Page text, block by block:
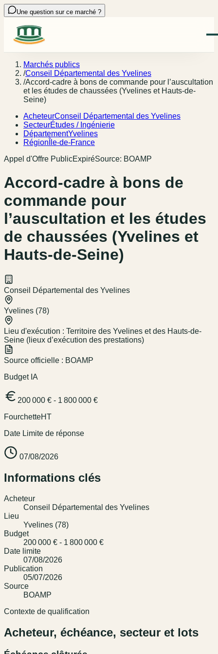
Une question sur ce marché ?
Marchés publics
/Conseil Départemental des Yvelines
/Accord-cadre à bons de commande pour l’auscultation
et les études de chaussées (Yvelines et Hauts-de-
Seine)
AcheteurConseil Départemental des Yvelines
SecteurÉtudes / Ingénierie
DépartementYvelines
Région Île-de-France
Appel d'Offre PublicExpiréSource: BOAMP
Accord-cadre à bons de
commande pour
l’auscultation et les études
de chaussées (Yvelines et
Hauts-de-Seine)
Conseil Départemental des Yvelines
Yvelines (78)
Lieu d'exécution : Territoire des Yvelines et des Hauts-de-
Seine (lieux d’exécution des prestations)
Source officielle : BOAMP
Budget IA
200 000 € - 1 800 000 €
FourchetteHT
Date Limite de réponse
07/08/2026
Informations clés
Acheteur
Conseil Départemental des Yvelines
Lieu
Yvelines (78)
Budget
200 000 € - 1 800 000 €
Date limite
07/08/2026
Publication
05/07/2026
Source
BOAMP
Contexte de qualification
Acheteur, échéance, secteur et lots